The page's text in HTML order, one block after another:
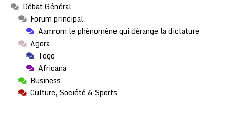
Débat Général
Forum principal
Aamrom le phénomène qui dérange la dictature
Agora
Togo
Africana
Business
Culture, Société & Sports